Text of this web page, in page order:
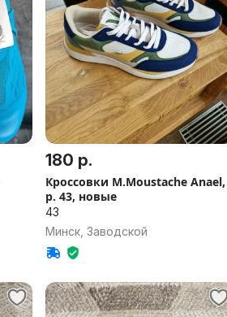
180 р.
Кроссовки M.Moustache Anael,
р. 43, новые
43
Минск, Заводской